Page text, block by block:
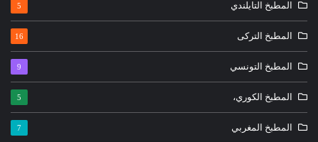
المطبخ التايلندي 5
المطبخ التركى 16
المطبخ التونسي 9
المطبخ الكوري، 5
المطبخ المغربي 7